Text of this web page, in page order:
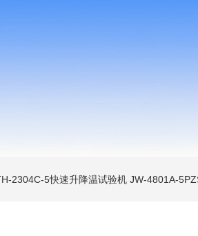
2304C-5快速升降温试验机 JW-4801A-